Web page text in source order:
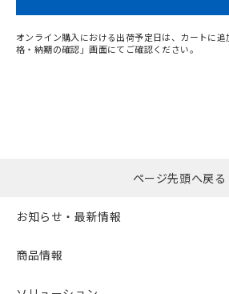
オンライン購入における出荷予定日は、カートに
格・納期の確認」画面にてご確認ください。
ページ先頭へ戻る
お知らせ・最新情報
商品情報